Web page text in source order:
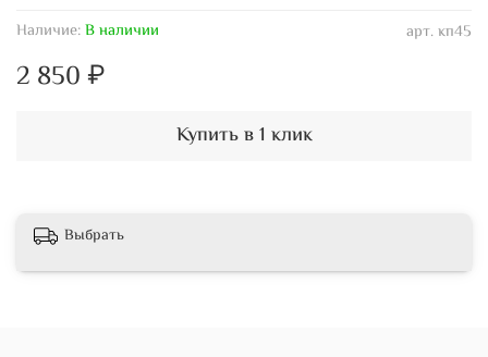
арт.кп45
Наличие:В наличии
2 850 ₽
Купить в 1 клик
Выбрать